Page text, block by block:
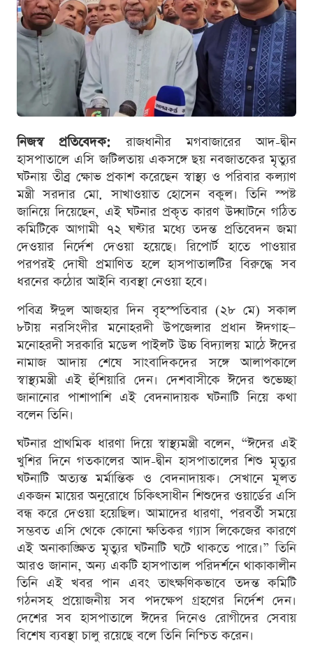
নিজস্ব প্রতিবেদক: রাজধানীর মগবাজারের আদ-দ্বীন
হাসপাতালে এসি জটিলতায় একসঙ্গে ছয় নবজাতকের মৃত্যুর
ঘটনায় তীব্র ক্ষোভ প্রকাশ করেছেন স্বাস্থ্য ও পরিবার কল্যাণ
মন্ত্রী সরদার মো. সাখাওয়াত হোসেন বকুল। তিনি স্পষ্ট
জানিয়ে দিয়েছেন, এই ঘটনার প্রকৃত কারণ উদ্ঘাটনে গঠিত
কমিটিকে আগামী ৭২ ঘণ্টার মধ্যে তদন্ত প্রতিবেদন জমা
দেওয়ার নির্দেশ দেওয়া হয়েছে। রিপোর্ট হাতে পাওয়ার
পরপরই দোষী প্রমাণিত হলে হাসপাতালটির বিরুদ্ধে সব
ধরনের কঠোর আইনি ব্যবস্থা নেওয়া হবে।
পবিত্র ঈদুল আজহার দিন বৃহস্পতিবার (২৮ মে) সকাল
৮টায় নরসিংদীর মনোহরদী উপজেলার প্রধান ঈদগাহ—
মনোহরদী সরকারি মডেল পাইলট উচ্চ বিদ্যালয় মাঠে ঈদের
নামাজ আদায় শেষে সাংবাদিকদের সঙ্গে আলাপকালে
স্বাস্থ্যমন্ত্রী এই হুঁশিয়ারি দেন। দেশবাসীকে ঈদের শুভেচ্ছা
জানানোর পাশাপাশি এই বেদনাদায়ক ঘটনাটি নিয়ে কথা
বলেন তিনি।
ঘটনার প্রাথমিক ধারণা দিয়ে স্বাস্থ্যমন্ত্রী বলেন, “ঈদের এই
খুশির দিনে গতকালের আদ-দ্বীন হাসপাতালের শিশু মৃত্যুর
ঘটনাটি অত্যন্ত মর্মান্তিক ও বেদনাদায়ক। সেখানে মূলত
একজন মায়ের অনুরোধে চিকিৎসাধীন শিশুদের ওয়ার্ডের এসি
বন্ধ করে দেওয়া হয়েছিল। আমাদের ধারণা, পরবর্তী সময়ে
সম্ভবত এসি থেকে কোনো ক্ষতিকর গ্যাস লিকেজের কারণে
এই অনাকাঙ্ক্ষিত মৃত্যুর ঘটনাটি ঘটে থাকতে পারে।” তিনি
আরও জানান, অন্য একটি হাসপাতাল পরিদর্শনে থাকাকালীন
তিনি এই খবর পান এবং তাৎক্ষণিকভাবে তদন্ত কমিটি
গঠনসহ প্রয়োজনীয় সব পদক্ষেপ গ্রহণের নির্দেশ দেন।
দেশের সব হাসপাতালে ঈদের দিনেও রোগীদের সেবায়
বিশেষ ব্যবস্থা চালু রয়েছে বলে তিনি নিশ্চিত করেন।